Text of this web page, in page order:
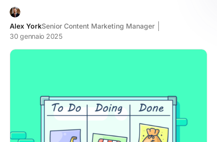
Alex YorkSenior Content Marketing Manager
30 gennaio 2025